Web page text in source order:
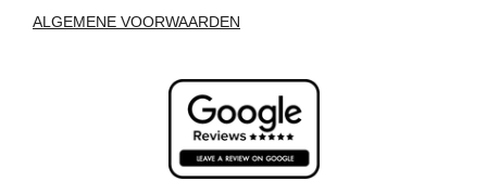
ALGEMENE VOORWAARDEN